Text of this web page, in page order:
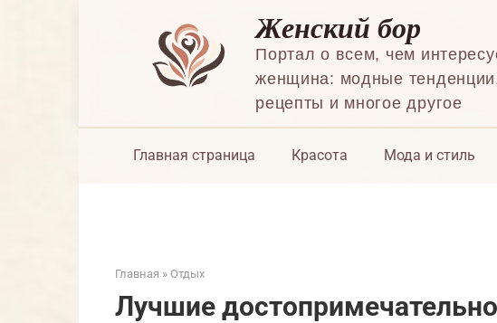
Женский бор
Портал о всем, чем
женщина: модные
рецепты и многое другое
Главная страница Красота Мода и стиль
Главная » Отдых
Лучшие